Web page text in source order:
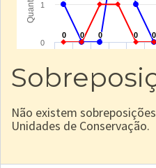
Não existem
Unidades de Conservação.